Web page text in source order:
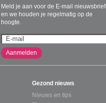
Meld je aan voor de E-mail nieuwsbrief
en we houden je regelmatig op de
hoogte.
Aanmelden
Gezond nieuws
Nieuws en tips